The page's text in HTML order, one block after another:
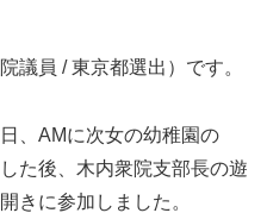
議員 / 東京都選出）です。
、AMに次女の幼稚園の
た後、木内衆院支部長の遊
きに参加しました。